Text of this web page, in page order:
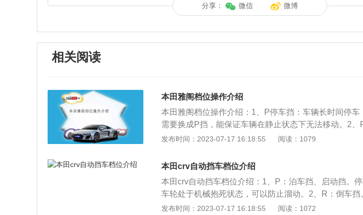
分享： 微信 微博
相关阅读
本田雅阁档位操作介绍
本田雅阁档位操作介绍：1、P停车挡：车辆长时间停车
需要换成P挡，能保证车辆在静止状态下无法移动。2、
变速器的输出轴旋转方向与发动机旋转方向相反，汽车
灯或等人时。4、D前进挡：挂在D档时，变速箱内部的
度等因素的变化，按照设定的换挡规律，在最低挡位至
5、S运动挡：在这个档位下变速箱可以自由换挡，使发
时间，使车辆动力加大。6、L低速挡：在冰雪路面或遇
缓慢，如果挂D挡容易让档位忽高忽低，增加油耗，这
发布时间：2023-07-17 16:18:55 阅读：1079
本田crv自动挡车档位介绍
本田crv自动挡车档位介绍：1、P：泊车挡、启动挡。
车轮处于机械抱死状态，可以防止溜动。2、R：倒车
挡。3、N：空挡。暂时停车时，用此挡位。4、D：前
发布时间：2023-07-17 16:18:55 阅读：1072